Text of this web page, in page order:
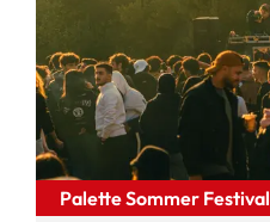
Palette Sommer Festival